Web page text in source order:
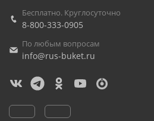
Бесплатно. Круглосуточно
8-800-333-0905
По любым вопросам
info@rus-buket.ru